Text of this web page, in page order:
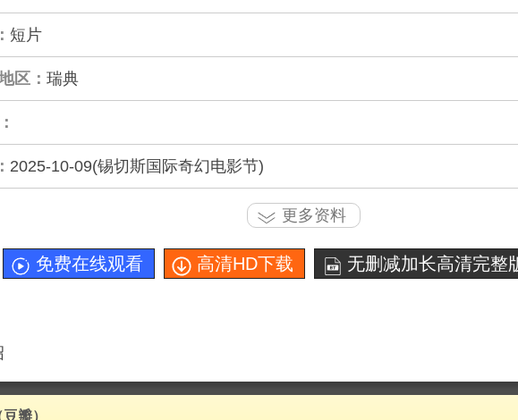
短片
区： 瑞典
2025-10-09(锡切斯国际奇幻电影节)
更多资料
免费在线观看 高清HD下载 无删减加长高清完整
瓣）